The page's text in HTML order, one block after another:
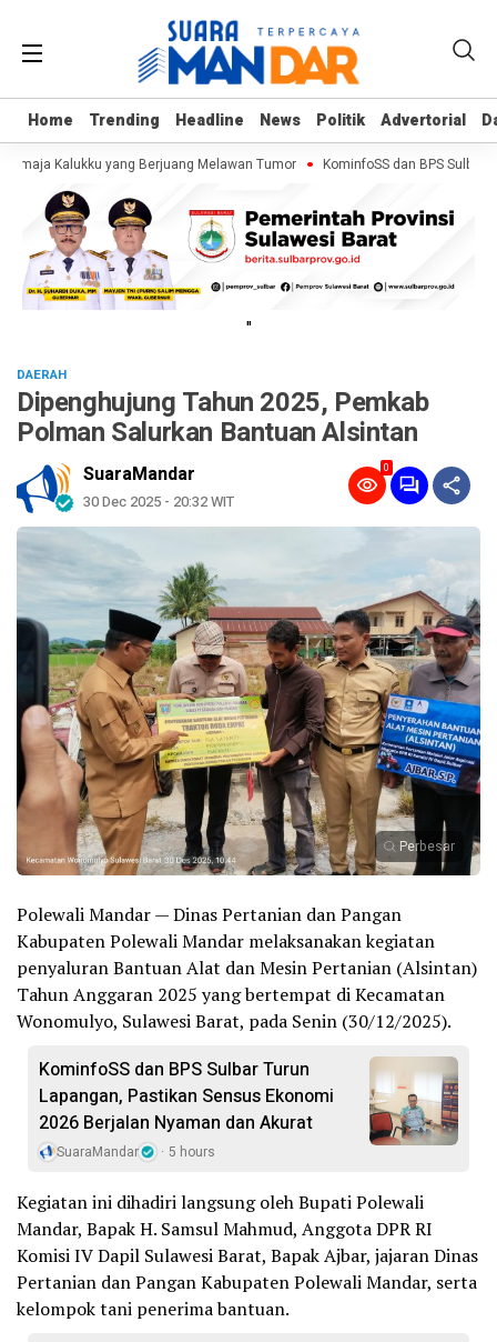
Home Trending Headline News Politik Advertorial
Home Trending Headline News Politik Advertorial
Kalukku yang Berjuang Melawan Tumor KominfoSS dan BPS Sulbar
"
DAERAH
Dipenghujung Tahun 2025, Pemkab
Polman Salurkan Bantuan Alsintan
SuaraMandar
30 Dec 2025 - 20:32 WIT
0
Perbesar
Polewali Mandar — Dinas Pertanian dan Pangan
Kabupaten Polewali Mandar melaksanakan kegiatan
penyaluran Bantuan Alat dan Mesin Pertanian (Alsintan)
Tahun Anggaran 2025 yang bertempat di Kecamatan
Wonomulyo, Sulawesi Barat, pada Senin (30/12/2025).
KominfoSS dan BPS Sulbar Turun
Lapangan, Pastikan Sensus Ekonomi
2026 Berjalan Nyaman dan Akurat
SuaraMandar 5 hours
Kegiatan ini dihadiri langsung oleh Bupati Polewali
Mandar, Bapak H. Samsul Mahmud, Anggota DPR RI
Komisi IV Dapil Sulawesi Barat, Bapak Ajbar, jajaran Dinas
Pertanian dan Pangan Kabupaten Polewali Mandar, serta
kelompok tani penerima bantuan.